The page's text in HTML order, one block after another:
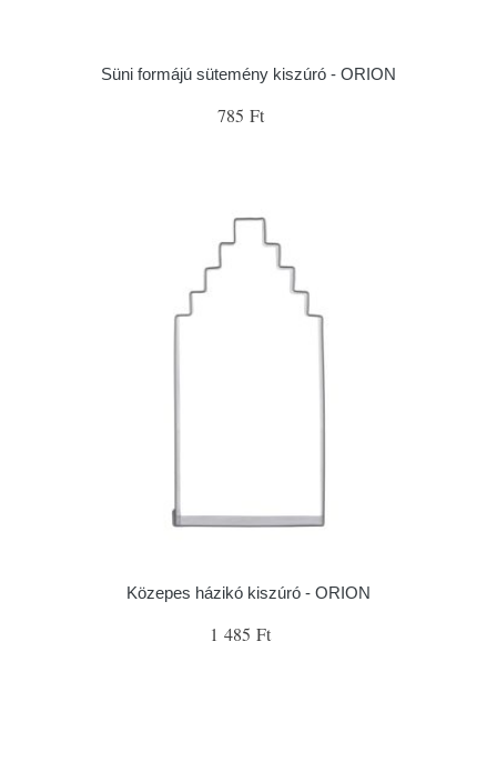
Süni formájú sütemény kiszúró - ORION
785 Ft
Közepes házikó kiszúró - ORION
1 485 Ft